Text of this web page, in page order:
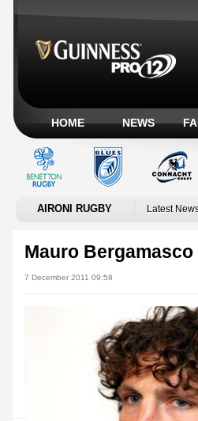
HOME NEWS
AIRONI RUGBY Latest
Mauro
7 December 2011 09:58